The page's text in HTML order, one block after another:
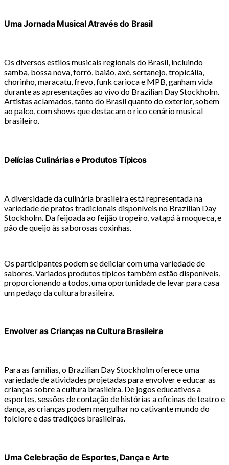
Uma Jornada Musical Através do Brasil
Os diversos estilos musicais regionais do Brasil, incluindo
samba, bossa nova, forró, baião, axé, sertanejo, tropicália,
chorinho, maracatu, frevo, funk carioca e MPB, ganham vida
durante as apresentações ao vivo do Brazilian Day Stockholm.
Artistas aclamados, tanto do Brasil quanto do exterior, sobem
ao palco, com shows que destacam o rico cenário musical
brasileiro.
Delícias Culinárias e Produtos Típicos
A diversidade da culinária brasileira está representada na
variedade de pratos tradicionais disponíveis no Brazilian Day
Stockholm. Da feijoada ao feijão tropeiro, vatapá à moqueca, e
pão de queijo às saborosas coxinhas.
Os participantes podem se deliciar com uma variedade de
sabores. Variados produtos típicos também estão disponíveis,
proporcionando a todos, uma oportunidade de levar para casa
um pedaço da cultura brasileira.
Envolver as Crianças na Cultura Brasileira
Para as famílias, o Brazilian Day Stockholm oferece uma
variedade de atividades projetadas para envolver e educar as
crianças sobre a cultura brasileira. De jogos educativos a
esportes, sessões de contação de histórias a oficinas de teatro e
dança, as crianças podem mergulhar no cativante mundo do
folclore e das tradições brasileiras.
Uma Celebração de Esportes, Dança e Arte